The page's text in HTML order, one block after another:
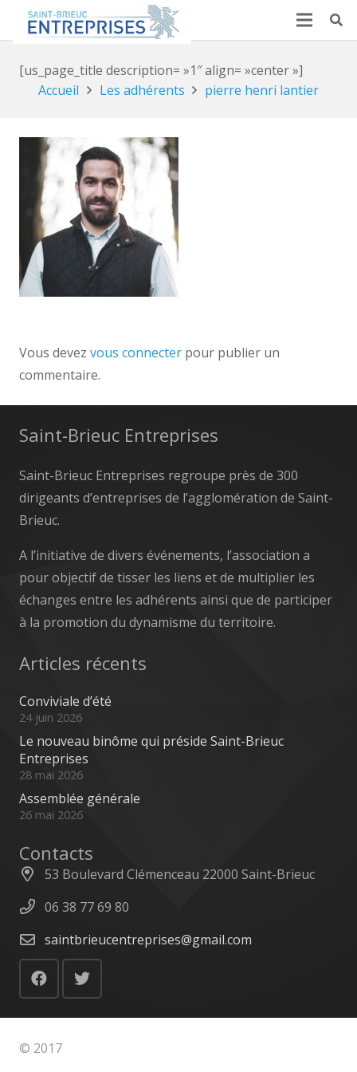
[us_page_title description= »1″ align= »center »]
Accueil
Les adhérents pierre henri lantier
Vous devez vous connecter pour publier un
commentaire.
Saint-Brieuc Entreprises
Saint-Brieuc Entreprises regroupe près de 300
dirigeants d’entreprises de l’agglomération de Saint-
Brieuc.
A l’initiative de divers événements, l’association a
pour objectif de tisser les liens et de multiplier les
échanges entre les adhérents ainsi que de participer
à la promotion du dynamisme du territoire.
Articles récents
Conviviale d’été
24 juin 2026
Le nouveau binôme qui préside Saint-Brieuc
Entreprises
28 mai 2026
Assemblée générale
26 mai 2026
Contacts
53 Boulevard Clémenceau 22000 Saint-Brieuc
06 38 77 69 80
saintbrieucentreprises@gmail.com
© 2017